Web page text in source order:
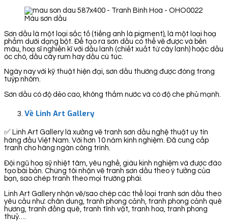
Màu sơn dầu
Sơn dầu là một loại sắc tố (tiếng anh là pigment), là một loại hoạ
phẩm dưới dạng bột. Để tạo ra sơn dầu có thể vẽ được và bền
màu, hoạ sĩ nghiền kĩ với dầu lanh (chiết xuất từ cây lanh) hoặc dầu
óc chó, dầu cây rum hay dầu cù túc.
Ngày nay với kỹ thuật hiện đại, sơn dầu thường được đóng trong
tuýp nhôm.
Sơn dầu có độ dẻo cao, không thấm nước và có độ che phủ mạnh.
Về Linh Art Gallery
✅ Linh Art Gallery là xưởng vẽ tranh sơn dầu nghệ thuật uy tín
hàng đầu Việt Nam. Với hơn 10 năm kinh nghiệm. Đã cung cấp
tranh cho hàng ngàn công trình.
Đội ngũ hoạ sỹ nhiệt tâm, yêu nghề, giàu kinh nghiệm và được đào
tạo bài bản. Chúng tôi nhận vẽ tranh sơn dầu theo ý tưởng của
bạn, sao chép tranh theo mọi trường phái.
Linh Art Gallery nhận vẽ/sao chép các thể loại tranh sơn dầu theo
yêu cầu như: chân dung, tranh phong cảnh, tranh phong cảnh quê
hương, tranh đồng quê, tranh tĩnh vật, tranh hoa, tranh phong
thuỷ….